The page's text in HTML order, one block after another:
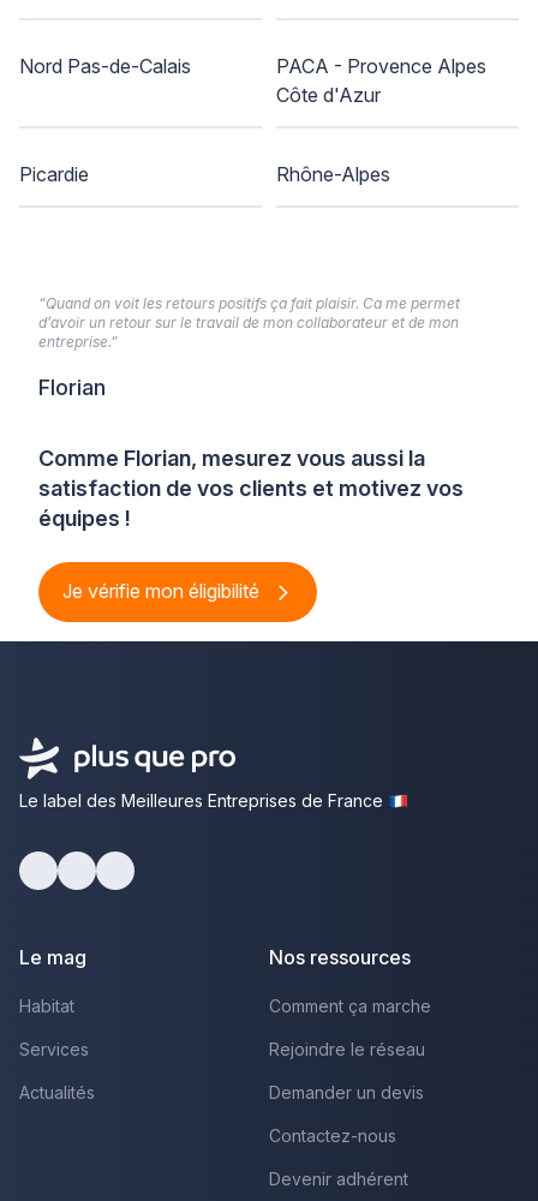
Nord Pas-de-Calais
PACA - Provence Alpes
Côte d'Azur
Picardie Rhône-Alpes
Comme Florian, mesurez vous aussi la
satisfaction de vos clients et motivez vos
équipes !
Je vérifie mon éligibilité
“Quand on voit les retours positifs ça fait plaisir. Ca me permet
d’avoir un retour sur le travail de mon collaborateur et de mon
entreprise.”
Florian
Le label des Meilleures Entreprises de France
Le mag
Habitat
Services
Actualités
Nos ressources
Comment ça marche
Rejoindre le réseau
Demander un devis
Contactez-nous
Devenir adhérent